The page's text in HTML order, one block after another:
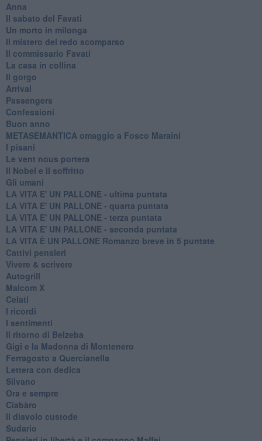
Anna
Il sabato del Favati
Un morto in milonga
Il mistero del redo scomparso
Il commissario Favati
La casa in collina
Il gorgo
Arrival
Passengers
Confessioni
Buon anno
METASEMANTICA omaggio a Fosco Maraini
I pisani
Le vent nous portera
Il Nobel e il soffritto
Gli umani
LA VITA E' UN PALLONE - ultima puntata
LA VITA E' UN PALLONE - quarta puntata
LA VITA E' UN PALLONE - terza puntata
LA VITA E' UN PALLONE - seconda puntata
LA VITA È UN PALLONE Romanzo breve in 5 puntate
Cattivi pensieri
Vivere & scrivere
Autogrill
Malcom X
Celati
I ricordi
I sentimenti
Il ritorno di Belzeba
Gigi e la Madonna di Montenero
Ferragosto a Quercianella
Lettera con dedica
Silvano
Ora e sempre
Ciabàro
Il diavolo custode
Sudario